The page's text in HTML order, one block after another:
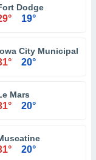
Dodge
19°
City Municipal
20°
Mars
20°
20°